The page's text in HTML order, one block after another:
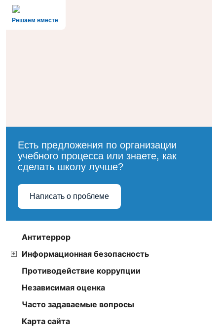
ИОМ Трофимова Е.В.
Решаем вместе
Есть предложения по организации
учебного процесса или знаете, как
сделать школу лучше?
Написать о проблеме
Антитеррор
Информационная безопасность
Противодействие коррупции
Независимая оценка
Часто задаваемые вопросы
Карта сайта